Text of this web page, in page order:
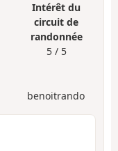
Intérêt du
circuit de
randonnée
5 / 5
benoitrando